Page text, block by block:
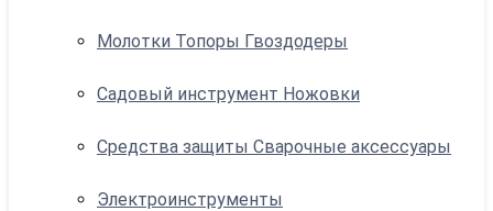
Молотки Топоры Гвоздодеры
Садовый инструмент Ножовки
Средства защиты Сварочные аксессуары
Электроинструменты